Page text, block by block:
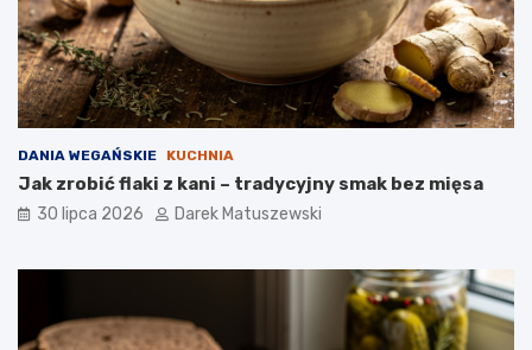
DANIA WEGAŃSKIE KUCHNIA
Jak zrobić flaki z kani – tradycyjny smak bez mięsa
30 lipca 2026 Darek Matuszewski